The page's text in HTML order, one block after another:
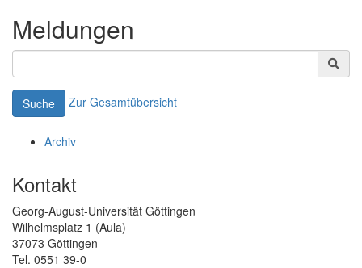
Meldungen
Suche Zur Gesamtübersicht
Archiv
Kontakt
Georg-August-Universität Göttingen
Wilhelmsplatz 1 (Aula)
37073 Göttingen
Tel. 0551 39-0